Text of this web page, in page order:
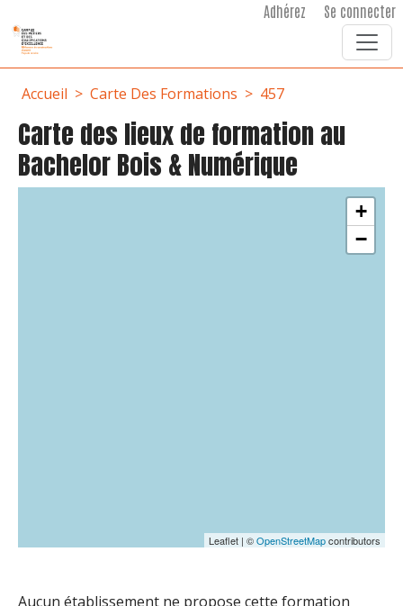
Adhérez Se connecter
Fil d'Ariane
Accueil Carte Des Formations 457
Carte des lieux de formation au
Bachelor Bois & Numérique
+
−
Leaflet | ©OpenStreetMapcontributors
Aucun établissement ne propose cette formation